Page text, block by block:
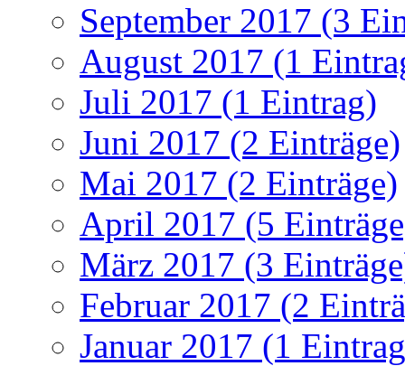
September 2017 (3
August 2017 (1
Juli 2017 (1 Eintrag)
Juni 2017 (2 Einträge)
Mai 2017 (2 Einträge)
April 2017 (5
März 2017 (3
Februar 2017 (2
Januar 2017 (1